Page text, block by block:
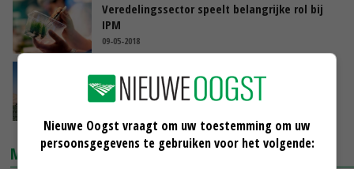
Veredelingssector speelt belangrijke rol bij
IPM
09-05-2018
Bejo Seeds groeit in moestuin van Amerika
MARKTPRIJZEN
Nieuwe Oogst vraagt om uw toestemming om uw
persoonsgegevens te gebruiken voor het volgende: